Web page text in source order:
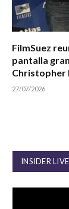
FilmSuez
pantalla
Christopher
27/07/2026
INSIDER LIVE